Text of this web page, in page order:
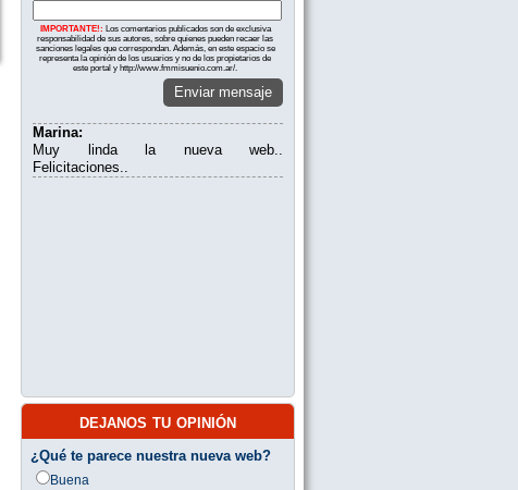
IMPORTANTE!: Los comentarios publicados son de exclusiva
responsabilidad de sus autores, sobre quienes pueden recaer las
sanciones legales que correspondan. Además, en este espacio se
representa la opinión de los usuarios y no de los propietarios de
este portal y http://www.fmmisuenio.com.ar/.
Enviar mensaje
Marina:
Muy linda la nueva web..
Felicitaciones..
dejanos tu opinión
¿Qué te parece nuestra nueva web?
Buena